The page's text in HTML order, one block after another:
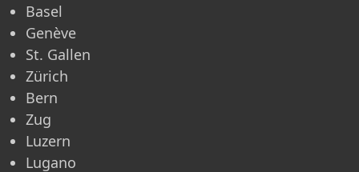
Basel
Genève
St. Gallen
Zürich
Bern
Zug
Luzern
Lugano